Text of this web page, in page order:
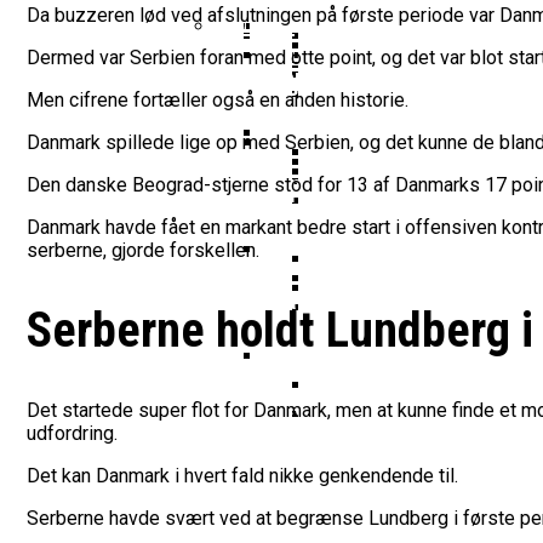
Her Er Den Georgiske
Bakken Bears Skuffer
Bakken Bears Åbner
Dansk Tenerife-Talent
Noah Nørgaard Og
Dansk Tenerife-
Bakken Bears
Mere Europæisk
Danske Tobias
Danske Tobias
Wembanyamas EM-
Danmarks
VM’s All Star-Hold
Tyskland Er
Canada Vinder VM-
Morten Stig Jensen
To Tidligere
Breaking: Team USA
Basketball-OL 2024:
Ekstra Bladet Har Købt
BørneBasketFonden
Fra Drøm Til Virkelighed:
Medlemstal I Dansk
Klumme
Morten Stig
Da buzzeren lød ved afslutningen på første periode var
Dermed var Serbien foran med otte point, og det var blot
Men cifrene fortæller også en anden historie.
Danmark spillede lige op med Serbien, og det kunne de
Den danske Beograd-stjerne stod for 13 af Danmarks 17
Danmark havde fået en markant bedre start i offensiven
serberne, gjorde forskellen.
Serberne holdt Lundberg
Det startede super flot for Danmark, men at kunne finde et
udfordring.
Det kan Danmark i hvert fald nikke genkendende til.
Serberne havde svært ved at begrænse Lundberg i første